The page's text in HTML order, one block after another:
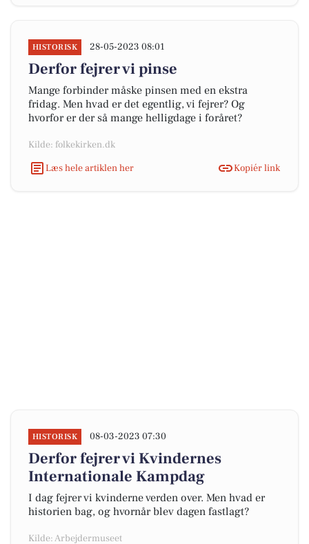
HISTORISK 28-05-2023 08:01
Derfor fejrer vi pinse
Mange forbinder måske pinsen med en ekstra
fridag. Men hvad er det egentlig, vi fejrer? Og
hvorfor er der så mange helligdage i foråret?
Kilde: folkekirken.dk
Læs hele artiklen her
Kopiér link
HISTORISK 08-03-2023 07:30
Derfor fejrer vi Kvindernes
Internationale Kampdag
I dag fejrer vi kvinderne verden over. Men hvad er
historien bag, og hvornår blev dagen fastlagt?
Kilde: Arbejdermuseet